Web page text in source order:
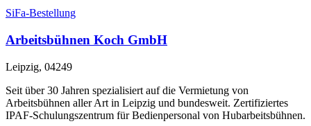
SiFa-Bestellung
Arbeitsbühnen Koch GmbH
Leipzig, 04249
Seit über 30 Jahren spezialisiert auf die Vermietung von
Arbeitsbühnen aller Art in Leipzig und bundesweit. Zertifiziertes
IPAF-Schulungszentrum für Bedienpersonal von Hubarbeitsbühnen.